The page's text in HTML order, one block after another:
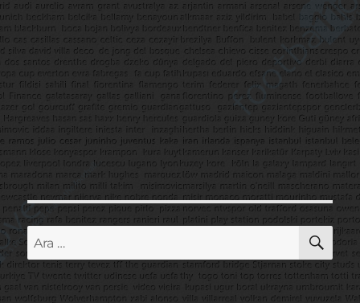
Ara: